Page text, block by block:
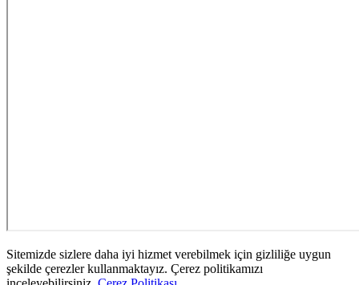
Sitemizde sizlere daha iyi hizmet verebilmek için gizliliğe uygun
şekilde çerezler kullanmaktayız. Çerez politikamızı